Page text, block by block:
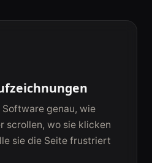
genau, wie
scrollen, wo sie klicken
sie die Seite frustriert